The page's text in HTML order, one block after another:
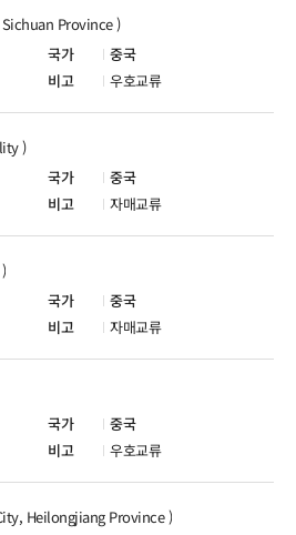
중국
Province )
우호교류
중국
)
자매교류
중국
자매교류
중국
우호교류
Heilongjiang Province )